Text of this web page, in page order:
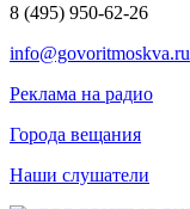
8 (495) 950-62-26
info@govoritmoskva.ru
Реклама на радио
Города вещания
Наши слушатели